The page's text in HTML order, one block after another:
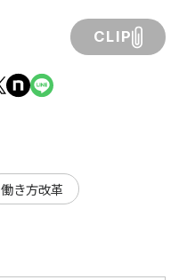
CLIP
働き方改革